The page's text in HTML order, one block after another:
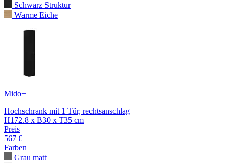
Schwarz Struktur
Warme Eiche
Mido+
Hochschrank mit 1 Tür, rechtsanschlag
H172.8 x B30 x T35 cm
Preis
567 €
Farben
Grau matt